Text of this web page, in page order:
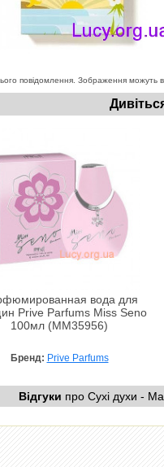
повідомлення. Зображення можуть
вода для
Prive Parfums Miss Seno
100мл (MM35956)
Бренд: Prive Parfums
Відгуки про Сухі духи -